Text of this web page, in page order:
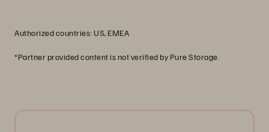
Authorized countries: US, EMEA
*Partner provided content is not verified by Pure Storage.